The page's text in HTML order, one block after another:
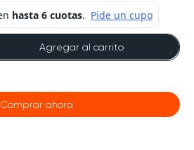
Agregar al carrito
Comprar ahora